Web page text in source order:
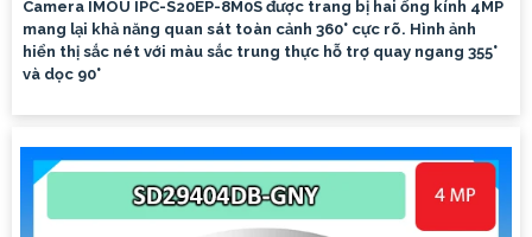
Camera IMOU IPC-S20EP-8M0S được trang bị hai ống kính 4MP
mang lại khả năng quan sát toàn cảnh 360° cực rõ. Hình ảnh
hiển thị sắc nét với màu sắc trung thực hỗ trợ quay ngang 355°
và dọc 90°